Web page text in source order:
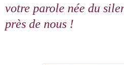
votre parole née du
près de nous !